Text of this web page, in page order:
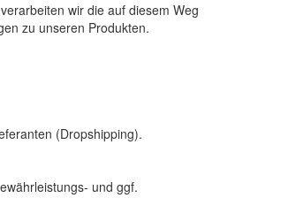
wir die auf diesem Weg
zu unseren Produkten.
(Dropshipping).
und ggf.